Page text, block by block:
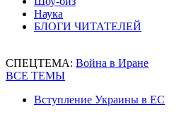
Наука
БЛОГИ ЧИТАТЕЛЕЙ
СПЕЦТЕМА: Война в Иране
ВСЕ ТЕМЫ
Вступление Украины в ЕС